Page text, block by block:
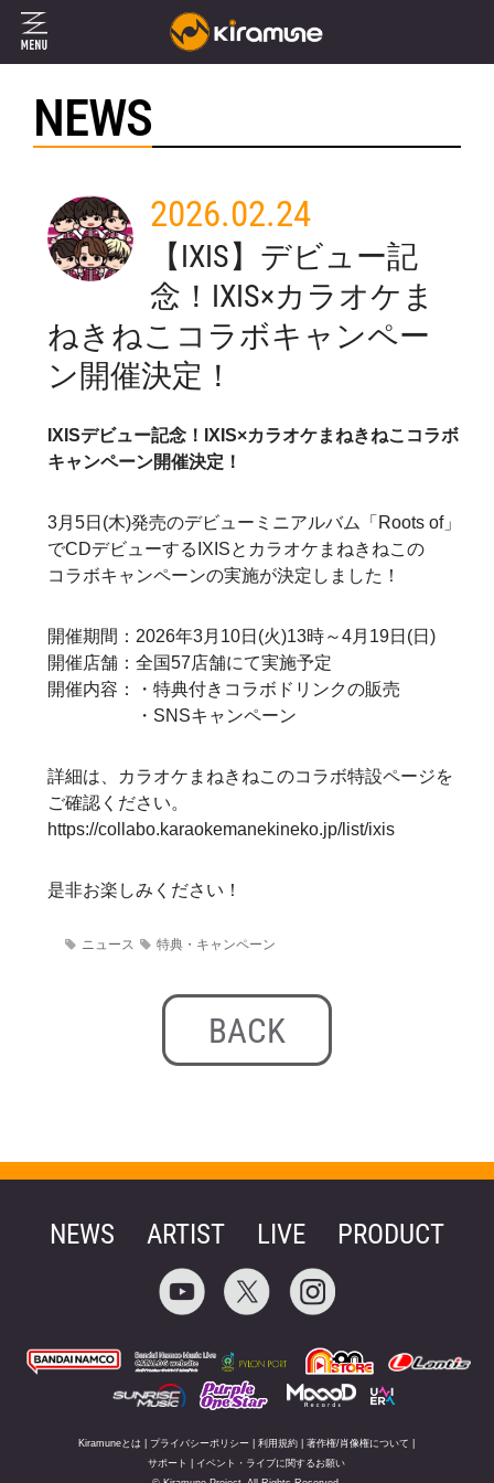
NEWS
2026.02.24
ニュース 特典・キャンペーン
【IXIS】デビュー記
念！IXIS×カラオケま
ねきねこコラボキャンペー
ン開催決定！
IXISデビュー記念！ IXIS×カラオケまねきねこコラボ
キャンペーン開催決定！
3月5日 (木)発売のデビューミニアルバム「 Roots of」
でCDデビューする IXISとカラオケまねきねこの
コラボキャンペーンの実施が決定しました！
開催期間： 2026年3月 10日 (火)13時～4月 19日 (日)
開催店舗：全国57店舗にて実施予定
開催内容：・特典付きコラボドリンクの販売
・ SNSキャンペーン
詳細は、カラオケまねきねこのコラボ特設ページを
ご確認ください。
https://collabo.karaokemanekineko.jp/list/ixis
是非お楽しみください！
BACK
NEWS ARTIST LIVE PRODUCT
Kiramuneとは |プライバシーポリシー |利用規約 |著作権/肖像権について
サポート
イベント・ライブに関するお願い